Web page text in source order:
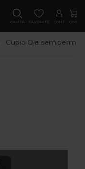
CAUTA FAVORITE CONT COS
Cupio Oja